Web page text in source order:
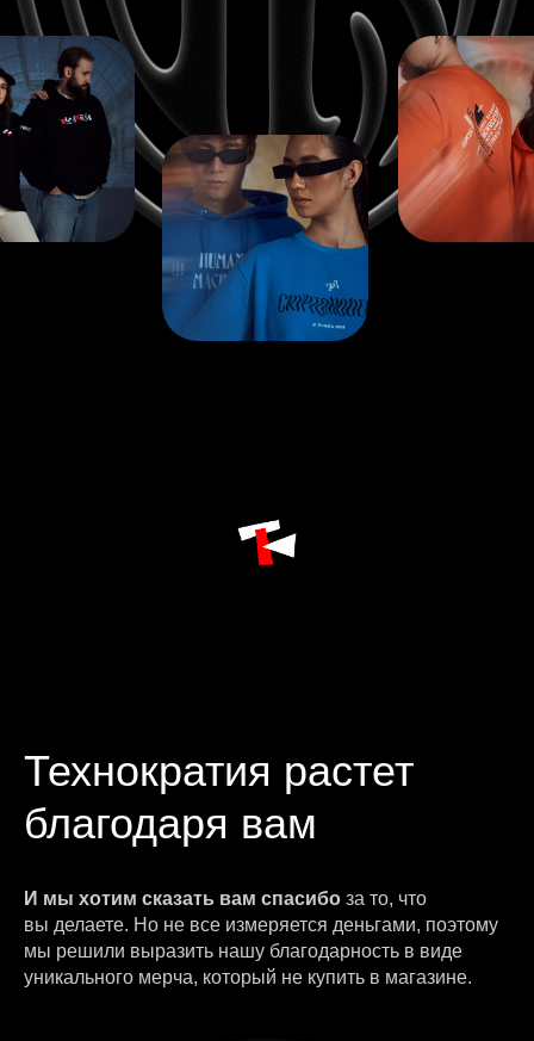
Технократия растет
благодаря вам
И мы хотим сказать вам спасибо за то, что
вы делаете. Но не все измеряется деньгами, поэтому
мы решили выразить нашу благодарность в виде
уникального мерча, который не купить в магазине.